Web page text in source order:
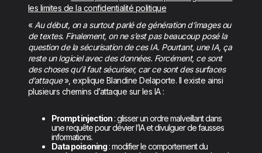
les limites de la confidentialité politique
«Au début, on a surtout parlé de génération d’images ou
de textes. Finalement, on ne s’est pas beaucoup posé la
question de la sécurisation de ces IA. Pourtant, une IA, ça
reste un logiciel avec des données. Forcément, ce sont
des choses qu’il faut sécuriser, car ce sont des surfaces
d’attaque», explique Blandine Delaporte. Il existe ainsi
plusieurs chemins d’attaque sur les IA :
Prompt injection: glisser un ordre malveillant dans
une requête pour dévier l’IA et divulguer de fausses
informations.
Data poisoning: modifier le comportement du